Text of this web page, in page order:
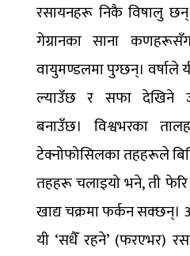
रसायनहरू निकै विषालु
गेग्रानका साना
वायुमण्डलमा पुग्छन्। वर्षाले
ल्याउँछ र सफा देखिने
बनाउँछ। विश्वभरका
टेक्नोफोसिलका तहहरूले
तहहरू चलाइयो भने, ती
खाद्य चक्रमा फर्कन सक्छन्।
यी ‘सधैँ रहने’ (फरएभर)